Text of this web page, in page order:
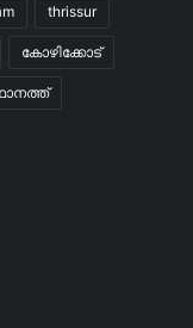
thrissur
കോഴിക്കോട്